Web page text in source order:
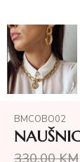
BMCOBO02
330.00KM